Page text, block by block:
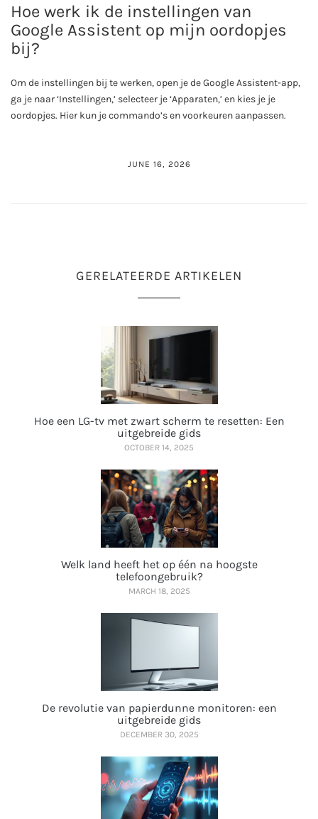
Hoe werk ik de instellingen van
Google Assistent op mijn oordopjes
bij?
Om de instellingen bij te werken, open je de Google Assistent-app,
ga je naar ‘Instellingen,’ selecteer je ‘Apparaten,’ en kies je je
oordopjes. Hier kun je commando’s en voorkeuren aanpassen.
JUNE 16, 2026
GERELATEERDE ARTIKELEN
Hoe een LG-tv met zwart scherm te resetten: Een
uitgebreide gids
OCTOBER 14, 2025
Welk land heeft het op één na hoogste
telefoongebruik?
MARCH 18, 2025
De revolutie van papierdunne monitoren: een
uitgebreide gids
DECEMBER 30, 2025